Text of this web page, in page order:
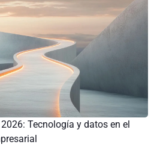
Tecnología y datos en el